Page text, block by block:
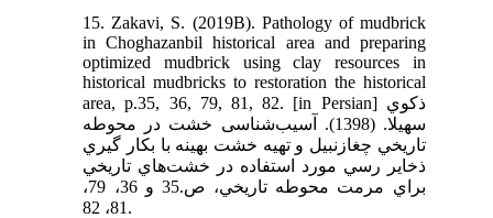
15. Zakavi, S. (2019B). Pathology of mudbrick
in Choghazanbil historical area and preparing
optimized mudbrick using clay resources in
historical mudbricks to restoration the historical
area, p.35, 36, 79, 81, 82. [in Persian] ذكوي
سهيلا. (1398). آسیب‌شناسی خشت در محوطه
تاريخي چغازنبيل و تهيه خشت بهينه با بكار گيري
ذخاير رسي مورد استفاده در خشت‌هاي تاريخي
براي مرمت محوطه تاريخي، ص.35 و 36، 79،
81، 82.